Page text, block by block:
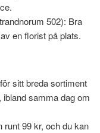
502): Bra
en florist på plats.
sitt breda sortiment
samma dag om
runt 99 kr, och du kan